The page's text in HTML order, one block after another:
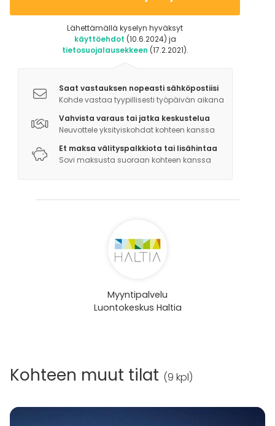
- Valojärjestelmä (valopöytä, heittimet)
- Tulkkikoppi (ei kiinteää tulkkaustekniikkaa)
Auditorion yhteydessä kokousjärjestäjän huone, josta
löytyy tulostin.
Lähettämällä kyselyn hyväksyt
käyttöehdot (10.6.2024) ja
tietosuojalausekkeen (17.2.2021).
Saat vastauksen nopeasti sähköpostiisi
Kohde vastaa tyypillisesti työpäivän aikana
Vahvista varaus tai jatka keskustelua
Neuvottele yksityiskohdat kohteen kanssa
Et maksa välityspalkkiota tai lisähintaa
Sovi maksusta suoraan kohteen kanssa
Myyntipalvelu
Luontokeskus Haltia
Kohteen muut tilat (9 kpl)